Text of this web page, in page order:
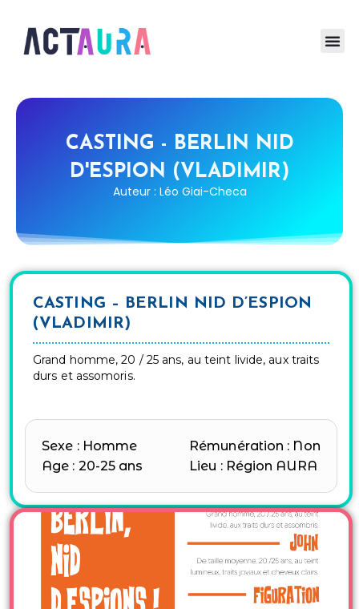
CASTING - BERLIN NID
D'ESPION (VLADIMIR)
Auteur : Léo Giai-Checa
CASTING – BERLIN NID D’ESPION
(VLADIMIR)
Grand homme, 20 / 25 ans, au teint livide, aux traits
durs et assomoris.
Sexe : Homme
Age : 20-25 ans
Rémunération : Non
Lieu : Région AURA